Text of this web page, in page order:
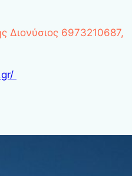
Διονύσιος 6973210687,